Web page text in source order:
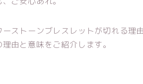
ーストーンブレスレットが切れる理
理由と意味をご紹介します。